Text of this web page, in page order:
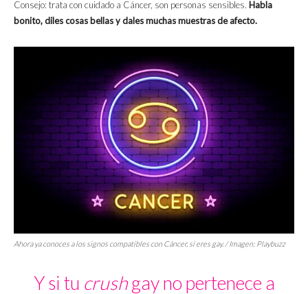
Consejo: trata con cuidado a Cáncer, son personas sensibles. Habla
bonito, diles cosas bellas y dales muchas muestras de afecto.
Ahora ya conoces a los signos compatibles con Cáncer, sí eres gay. / Imagen: Playbuzz
Y si tu crushgay no pertenece a